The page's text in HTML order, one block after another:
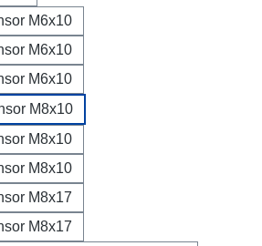
M6x10
M6x10
M6x10
M8x10
M8x10
M8x10
M8x17
M8x17